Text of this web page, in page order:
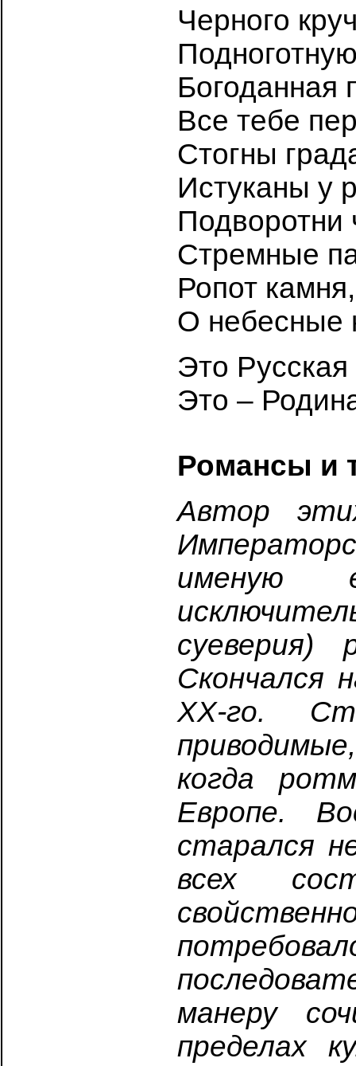
Черного
Богоданная
Все тебе
Стогны
Истуканы у
Подворотни
Стремные
Ропот
О небесные
Это
Это –
Романсы и
Автор
именую
суеверия)
Скончался
ХХ-го.
когда
Европе.
старался
всех
манеру
пределах